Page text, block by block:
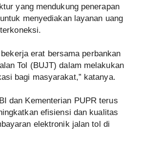
yang mendukung penerapan
menyediakan layanan uang
erat bersama perbankan
Tol (BUJT) dalam melakukan
bagi masyarakat,” katanya.
dan Kementerian PUPR terus
efisiensi dan kualitas
elektronik jalan tol di